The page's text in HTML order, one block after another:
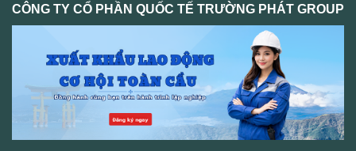
CÔNG TY CỔ PHẦN QUỐC TẾ TRƯỜNG PHÁT GROUP